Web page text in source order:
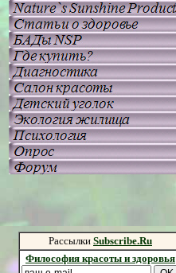
Рассылки Subscribe.Ru
Философия красоты и здоровья